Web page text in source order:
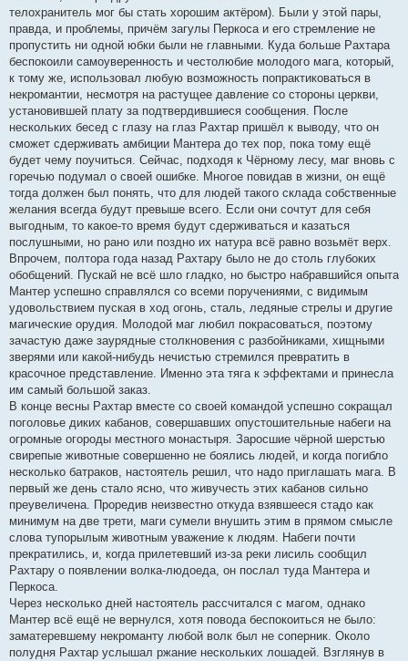
телохранитель мог бы стать хорошим актёром). Были у этой пары,
правда, и проблемы, причём загулы Перкоса и его стремление не
пропустить ни одной юбки были не главными. Куда больше Рахтара
беспокоили самоуверенность и честолюбие молодого мага, который,
к тому же, использовал любую возможность попрактиковаться в
некромантии, несмотря на растущее давление со стороны церкви,
установившей плату за подтвердившиеся сообщения. После
нескольких бесед с глазу на глаз Рахтар пришёл к выводу, что он
сможет сдерживать амбиции Мантера до тех пор, пока тому ещё
будет чему поучиться. Сейчас, подходя к Чёрному лесу, маг вновь с
горечью подумал о своей ошибке. Многое повидав в жизни, он ещё
тогда должен был понять, что для людей такого склада собственные
желания всегда будут превыше всего. Если они сочтут для себя
выгодным, то какое-то время будут сдерживаться и казаться
послушными, но рано или поздно их натура всё равно возьмёт верх.
Впрочем, полтора года назад Рахтару было не до столь глубоких
обобщений. Пускай не всё шло гладко, но быстро набравшийся опыта
Мантер успешно справлялся со всеми поручениями, с видимым
удовольствием пуская в ход огонь, сталь, ледяные стрелы и другие
магические орудия. Молодой маг любил покрасоваться, поэтому
зачастую даже заурядные столкновения с разбойниками, хищными
зверями или какой-нибудь нечистью стремился превратить в
красочное представление. Именно эта тяга к эффектами и принесла
им самый большой заказ.
В конце весны Рахтар вместе со своей командой успешно сокращал
поголовье диких кабанов, совершавших опустошительные набеги на
огромные огороды местного монастыря. Заросшие чёрной шерстью
свирепые животные совершенно не боялись людей, и когда погибло
несколько батраков, настоятель решил, что надо приглашать мага. В
первый же день стало ясно, что живучесть этих кабанов сильно
преувеличена. Проредив неизвестно откуда взявшееся стадо как
минимум на две трети, маги сумели внушить этим в прямом смысле
слова тупорылым животным уважение к людям. Набеги почти
прекратились, и, когда прилетевший из-за реки лисиль сообщил
Рахтару о появлении волка-людоеда, он послал туда Мантера и
Перкоса.
Через несколько дней настоятель рассчитался с магом, однако
Мантер всё ещё не вернулся, хотя повода беспокоиться не было:
заматеревшему некроманту любой волк был не соперник. Около
полудня Рахтар услышал ржание нескольких лошадей. Взглянув в